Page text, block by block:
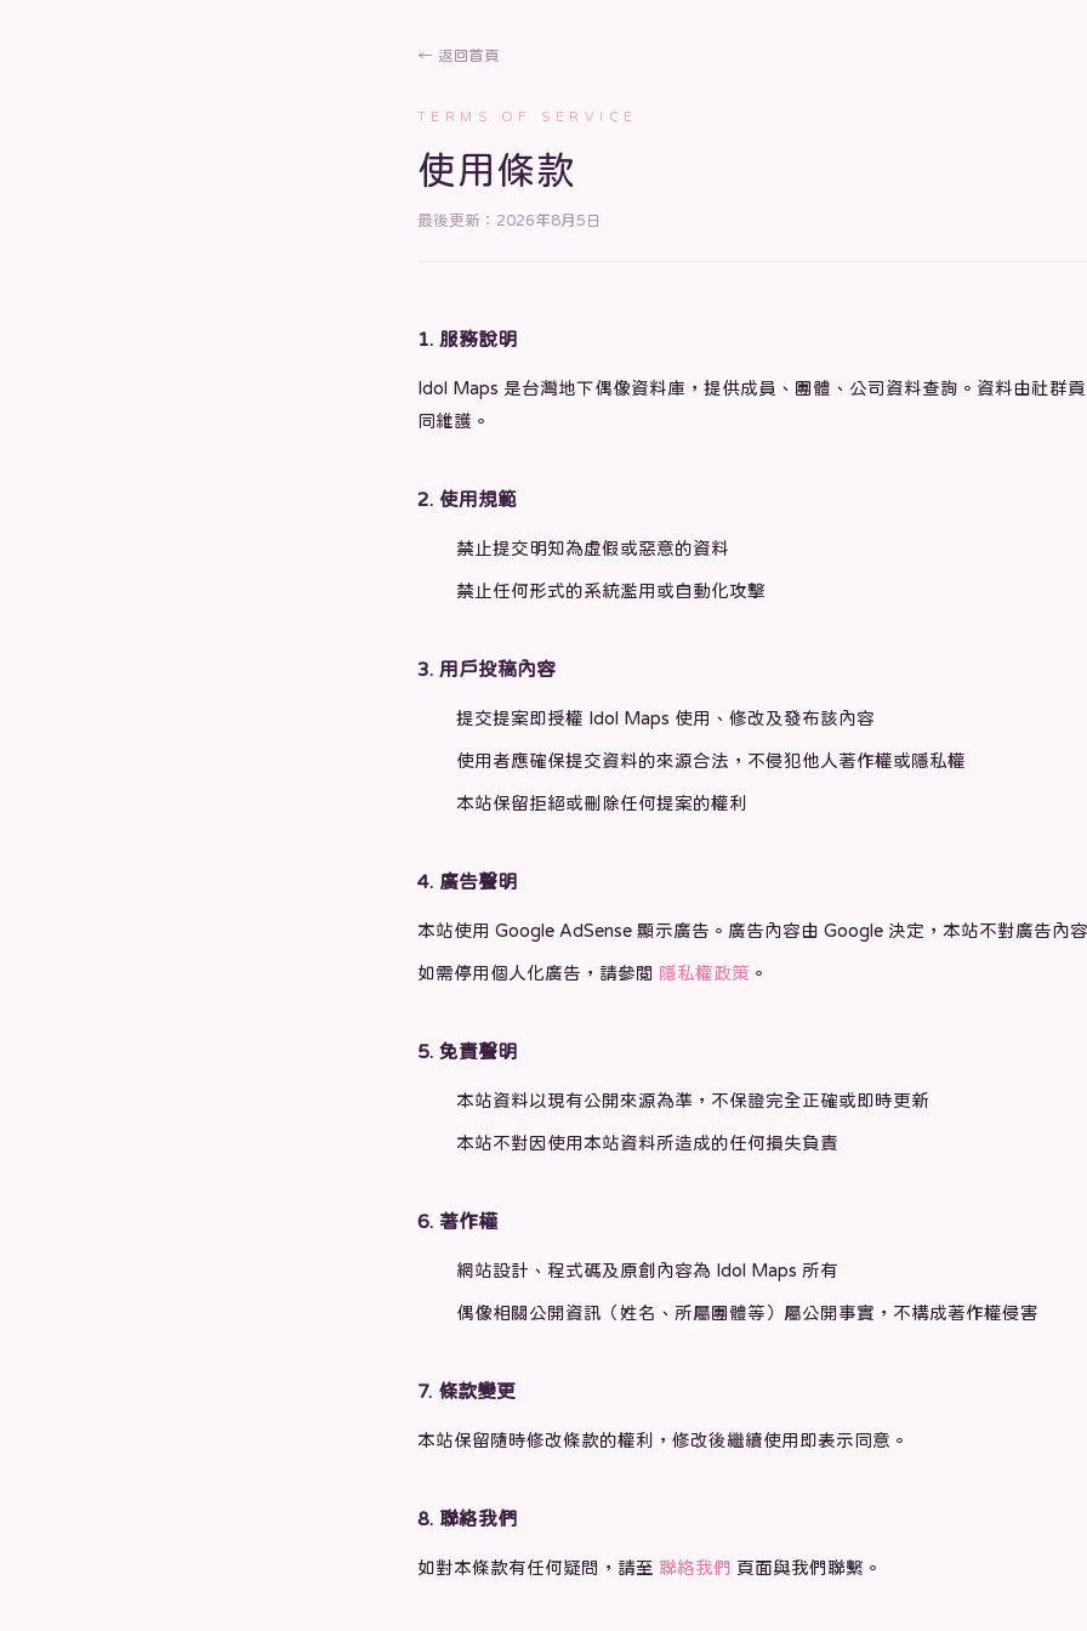
← 返回首頁
TERMS OF SERVICE
使用條款
最後更新：2026年8月5日
1. 服務說明
Idol Maps 是台灣地下偶像資料庫，提供成員、團體、公司資料查詢。資料由社群
同維護。
2. 使用規範
禁止提交明知為虛假或惡意的資料
禁止任何形式的系統濫用或自動化攻擊
3. 用戶投稿內容
提交提案即授權 Idol Maps 使用、修改及發布該內容
使用者應確保提交資料的來源合法，不侵犯他人著作權或隱私權
本站保留拒絕或刪除任何提案的權利
4. 廣告聲明
本站使用 Google AdSense 顯示廣告。廣告內容由 Google 決定，本站不對廣告內
如需停用個人化廣告，請參閱 隱私權政策 。
5. 免責聲明
本站資料以現有公開來源為準，不保證完全正確或即時更新
本站不對因使用本站資料所造成的任何損失負責
6. 著作權
網站設計、程式碼及原創內容為 Idol Maps 所有
偶像相關公開資訊（姓名、所屬團體等）屬公開事實，不構成著作權侵害
7. 條款變更
本站保留隨時修改條款的權利，修改後繼續使用即表示同意。
8. 聯絡我們
如對本條款有任何疑問，請至 聯絡我們 頁面與我們聯繫。